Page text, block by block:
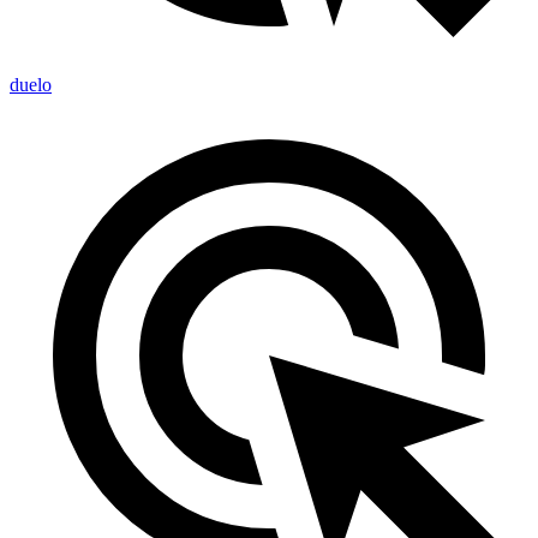
duelo